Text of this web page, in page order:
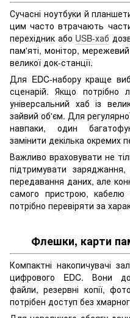
Сучасні ноутбуки й
цим часто втрачають
перехідник або USB-хаб
пам'яті, монітор,
великої док-станції.
Для EDC-набору краще
сценарій. Якщо потрібно
універсальний хаб із
зайвий об'єм. Для
навпаки, один
замінити декілька окремих
Важливо враховувати не
підтримувати заряджання,
передавання даних, але
самого пристрою, кабелю
потрібно перевіряти за
Флешки, карти
Компактні накопичувачі
цифрового EDC. Вони
файли, резервні копії,
потрібен доступ без